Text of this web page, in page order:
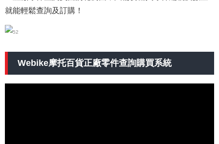
就能輕鬆查詢及訂購！
Webike摩托百貨正廠零件查詢購買系統